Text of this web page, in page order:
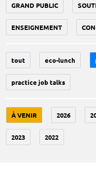
GRAND PUBLIC
ENSEIGNEMENT
tout eco-lunch
practice job talks
À VENIR 2026
2023 2022